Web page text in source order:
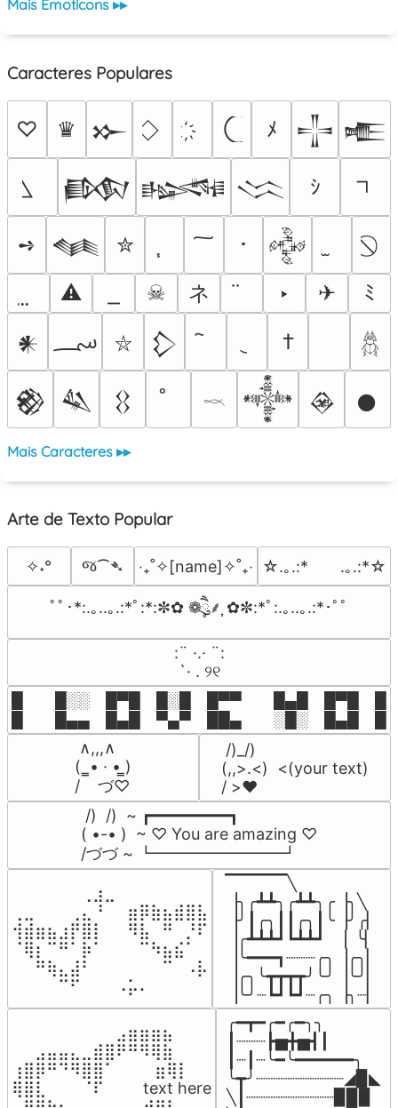
Mais Emoticons ▸▸
Caracteres Populares
♡ ♛ 𒁍 ﾒ 𒋲 𒍫
𒁃 𒈙 𒈱 ｼ
➺ 𒈝 ✮ ･
𒅒
⚠
☠ ネ ‣ ✈
ﾐ
𒀭
؄ ⛥ 𒁷 † 𓆣
𒆙 𒈑 𒌐 𓎖 𒀱 𒊲 𒊹
Mais Caracteres ▸▸
Arte de Texto Popular
✧˖° જ⁀➴ ‎‧₊˚✧[name]✧˚₊‧ ☆.｡.:*　　.｡.:*☆
ﾟﾟ･*:.｡..｡.:*ﾟ:*:✼✿ ❁ཻུ۪۪⸙͎ ✿✼:*ﾟ:.｡..｡.:*･ﾟﾟ
⠀:¨ ·.· ¨:⠀
⠀ `· . ୨୧⠀
█  █░░ █▀█ █░█ █▀▀  █▄█ █▀█
█  █▄▄ █▄█ ▀▄▀ ██▄  ░█░ █▄█
∧,,,∧
(  ̳• · • ̳)
/    づ♡
/)_/)
(,,>.<)  <(your text)
/ >❤️
/)  /)  ~ ┏━━━━━━━━┓
( •-• )  ~ ♡ You are amazing ♡
/づづ ~ ┗━━━━━━━━┛
⠀⠀⠀⠀⠀⠀⢀⣰⣀⠀⠀⠀⠀⠀⠀⠀⠀
⢀⣀⠀⠀⠀⢀⣄⠘⠀⠀⣶⡿⣷⣦⣾⣿⣧
⢺⣾⣶⣦⣰⡟⣿⡇⠀⠀⠻⣧⠀⠛⠀⡘⠏
⠈⢿⡆⠉⠛⠁⡷⠁⠀⠀⠀⠉⠳⣦⣮⠁⠀
⠀⠀⠛⢷⣄⣼⠃⠀⠀⠀⠀⠀⠀⠉⠀⠠⡧
⠀⠀⠀⠀⠉⠋⠀⠀⠀⠠⡥⠄⠀⠀⠀⠀⠀
▔▔▔▔▔╲
▕╮╭┻┻╮╭┻┻╮╭▕╮╲
▕╯┃╭╮┃┃╭╮┃╰▕╯╭▏
▕╭┻┻┻┛┗┻┻┛  ▕  ╰▏
▕╰━━━┓┈┈┈╭╮▕╭╮▏
▕╭╮╰┳┳┳┳╯╰╯▕╰╯▏
▕╰╯┈┗┛┗┛┈╭╮▕╮┈▏
⠀⠀⠀⠀⠀⠀⠀⠀⠀⣠⣶⣶⣶⣦⠀⠀
⠀⠀⣠⣤⣤⣄⣀⣾⣿⠟⠛⠻⢿⣷⠀
⢰⣿⡿⠛⠙⠻⣿⣿⠁⠀⠀ ⠀⣶⢿⡇
⢿⣿⣇⠀⠀⠀⠈⠏⠀⠀⠀ text here
╭━┳━╭━╭━╮╮
┃┈┈┈┣▅╋▅┫┃
┃┈┃┈╰━╰━━━━━━╮
╰┳╯┈┈┈┈┈┈┈┈┈◢▉◣
╲┃┈┈┈┈┈┈┈┈┈▉▉▉